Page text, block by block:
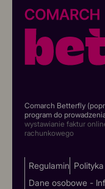
Comarch Betterfly
program do
wystawianie faktur
rachunkowego
Regulamin
Dane osobowe -